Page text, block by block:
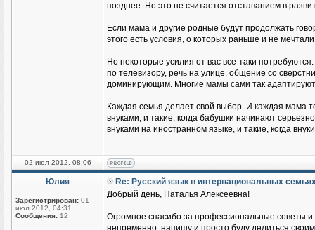
позднее. Но это не считается отставанием в
Если мама и другие родные будут продолжать
этого есть условия, о которых раньше и не
Но некоторые усилия от вас все-таки
по телевизору, речь на улице, общение со
доминирующим. Многие мамы сами так
Каждая семья делает свой выбор. И каждая мама
внуками, и такие, когда бабушки начинают
внуками на иностранном языке, и такие, когда
02 июл 2012, 08:06
Юлия
Зарегистрирован: 01
июл 2012, 04:31
Сообщения: 12
Re: Русский язык в интернациональных
Добрый день, Наталья Алексеевна!
Огромное спасибо за профессиональные советы
непременно, напишу и просто буду делиться